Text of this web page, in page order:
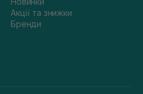
Акції та знижки
Бренди